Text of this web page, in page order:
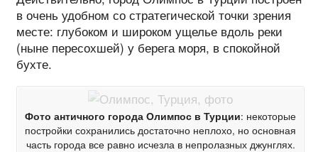
в очень удобном со стратегической точки зрения
месте: глубоком и широком ущелье вдоль реки
(ныне пересохшей) у берега моря, в спокойной
бухте.
Фото античного города Олимпос в Турции: некоторые
постройки сохранились достаточно неплохо, но основная
часть города все равно исчезла в непролазных джунглях.